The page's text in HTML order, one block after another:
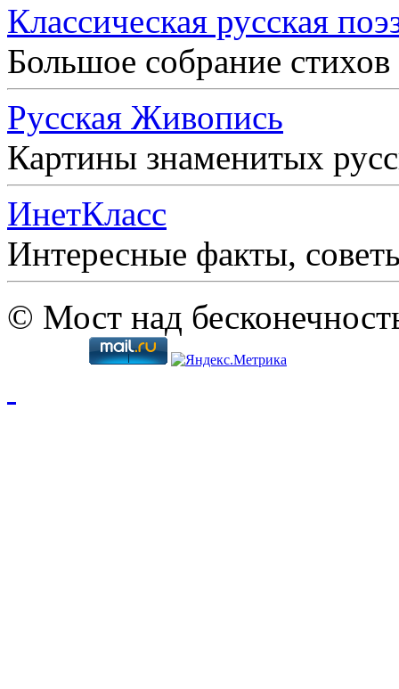
Классическая русская
Большое собрание
Русская Живопись
Картины знаменитых
ИнетКласс
Интересные факты,
© Мост над